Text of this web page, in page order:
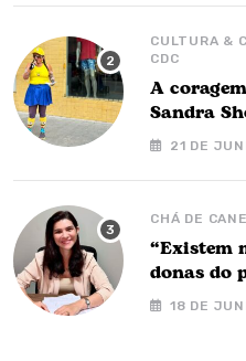
CULTURA &
CDC
A
Sandra
21 DE
CHÁ DE
“Existem
donas do
Nay18 DE